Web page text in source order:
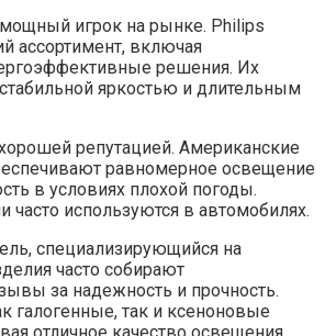
игрок на рынке. Philips
ассортимент, включая
решения. Их
яркостью и длительным
репутацией. Американские
равномерное освещение
в условиях плохой погоды.
часто используются в автомобилях.
специализирующийся на
часто собирают
за надежность и прочность.
галогенные, так и ксеноновые